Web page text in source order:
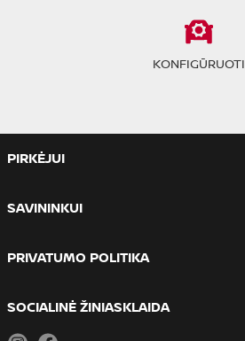
KONFIGŪRUOTI
PIRKĖJUI
SAVININKUI
PRIVATUMO POLITIKA
SOCIALINĖ ŽINIASKLAIDA